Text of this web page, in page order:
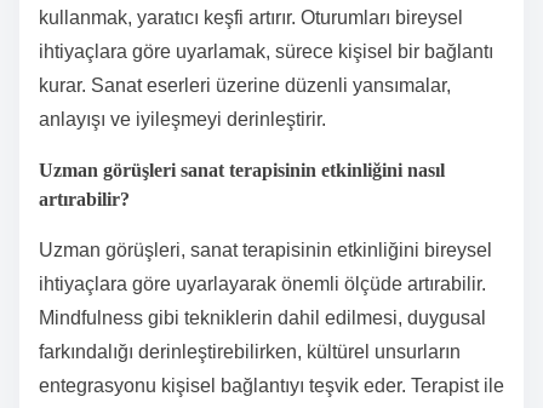
kullanmak, yaratıcı keşfi artırır. Oturumları bireysel
ihtiyaçlara göre uyarlamak, sürece kişisel bir bağlantı
kurar. Sanat eserleri üzerine düzenli yansımalar,
anlayışı ve iyileşmeyi derinleştirir.
Uzman görüşleri sanat terapisinin etkinliğini nasıl
artırabilir?
Uzman görüşleri, sanat terapisinin etkinliğini bireysel
ihtiyaçlara göre uyarlayarak önemli ölçüde artırabilir.
Mindfulness gibi tekniklerin dahil edilmesi, duygusal
farkındalığı derinleştirebilirken, kültürel unsurların
entegrasyonu kişisel bağlantıyı teşvik eder. Terapist ile